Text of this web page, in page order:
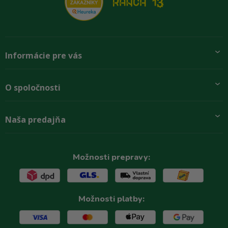
Informácie pre vás
Preprava a platba
Rady zákazníkom
O spoločnosti
O firme
Naša predajňa
Možnosti prepravy:
Možnosti platby: